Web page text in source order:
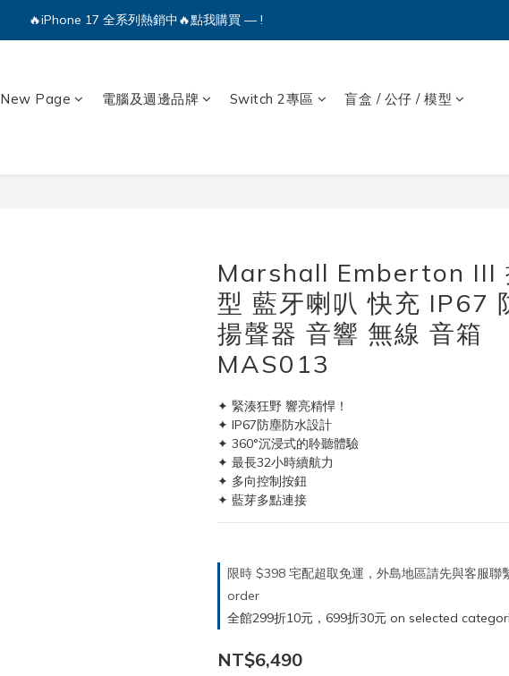
🔥iPhone 17 全系列熱銷中🔥點我購買 — !
💕加入Q哥 Line 新好友領優惠券！🎫
New Page 電腦及週邊品牌 Switch 2專區 盲盒 / 公仔 / 模型
Marshall Emberton III
型 藍牙喇叭 快充 IP67
揚聲器 音響 無線 音箱
MAS013
✦ 緊湊狂野 響亮精悍！
✦ IP67防塵防水設計
✦ 360°沉浸式的聆聽體驗
✦ 最長32小時續航力
✦ 多向控制按鈕
✦ 藍芽多點連接
限時 $398 宅配超取免運，外島地區請先與客服聯
order
全館299折10元，699折30元 on selected
NT$6,490